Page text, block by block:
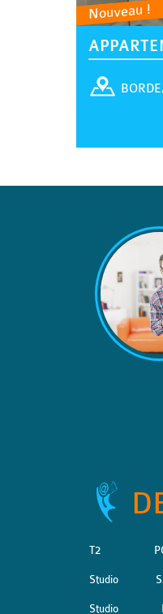
Nouveau !
T2
Studio
Studio